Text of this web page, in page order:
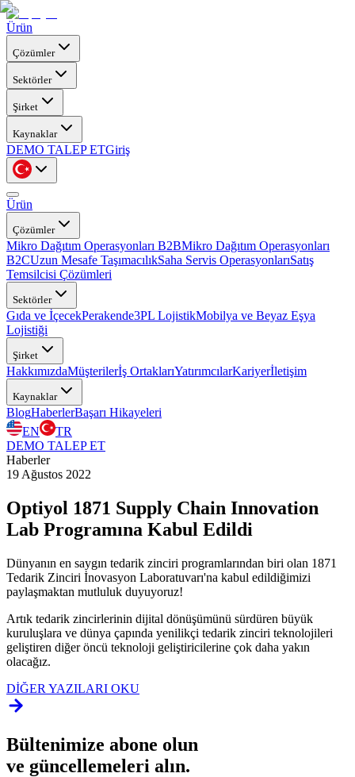
Ürün
Çözümler
Sektörler
Şirket
Kaynaklar
DEMO TALEP ETGiriş
Ürün
Çözümler
Mikro Dağıtım Operasyonları B2BMikro Dağıtım Operasyonları
B2CUzun Mesafe TaşımacılıkSaha Servis OperasyonlarıSatış
Temsilcisi Çözümleri
Sektörler
Gıda ve İçecekPerakende3PL LojistikMobilya ve Beyaz Eşya
Lojistiği
Şirket
HakkımızdaMüşterilerİş OrtaklarıYatırımcılarKariyerİletişim
Kaynaklar
BlogHaberlerBaşarı Hikayeleri
EN
TR
DEMO TALEP ET
Haberler
19 Ağustos 2022
Optiyol 1871 Supply Chain Innovation
Lab Programına Kabul Edildi
Dünyanın en saygın tedarik zinciri programlarından biri olan 1871
Tedarik Zinciri İnovasyon Laboratuvarı'na kabul edildiğimizi
paylaşmaktan mutluluk duyuyoruz!
Artık tedarik zincirlerinin dijital dönüşümünü sürdüren büyük
kuruluşlara ve dünya çapında yenilikçi tedarik zinciri teknolojileri
geliştiren diğer öncü teknoloji geliştiricilerine çok daha yakın
olacağız.
DİĞER YAZILARI OKU
Bültenimize abone olun
ve güncellemeleri alın.